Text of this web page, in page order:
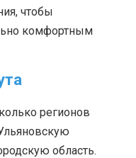
чтобы
комфортным
регионов
область.